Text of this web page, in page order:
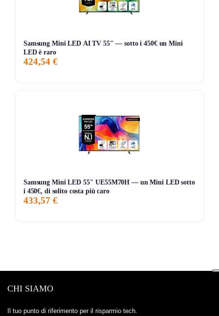
Samsung Mini LED AI TV 55″ — sotto i 450€ un Mini
LED è raro
424,54 €
Samsung Mini LED 55″ UE55M70H — un Mini LED sotto
i 450€, di solito costa più caro
433,57 €
CHI SIAMO
Il tuo punto di riferimento per il risparmio tech.